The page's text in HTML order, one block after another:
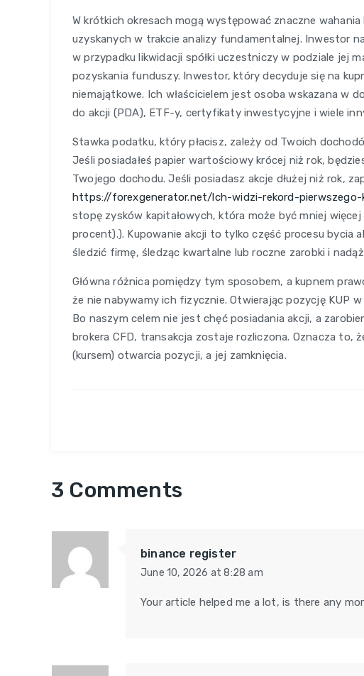
W krótkich okresach mogą występować znaczne
uzyskanych w trakcie analizy fundamentalnej. Inwestor
w przypadku likwidacji spółki uczestniczy w podziale jej
pozyskania funduszy. Inwestor, który decyduje się na
niemajątkowe. Ich właścicielem jest osoba wskazana w
do akcji (PDA), ETF-y, certyfikaty inwestycyjne i wiele
Stawka podatku, który płacisz, zależy od Twoich
Jeśli posiadałeś papier wartościowy krócej niż rok,
Twojego dochodu. Jeśli posiadasz akcje dłużej niż rok,
https://forexgenerator.net/lch-widzi-rekord-
stopę zysków kapitałowych, która może być mniej
procent).). Kupowanie akcji to tylko część procesu bycia
śledzić firmę, śledząc kwartalne lub roczne zarobki i
Główna różnica pomiędzy tym sposobem, a kupnem
że nie nabywamy ich fizycznie. Otwierając pozycję KUP
Bo naszym celem nie jest chęć posiadania akcji, a
brokera CFD, transakcja zostaje rozliczona. Oznacza to,
(kursem) otwarcia pozycji, a jej zamknięcia.
3 Comments
binance register
June 10, 2026 at 8:28 am
Your article helped me a lot, is there any